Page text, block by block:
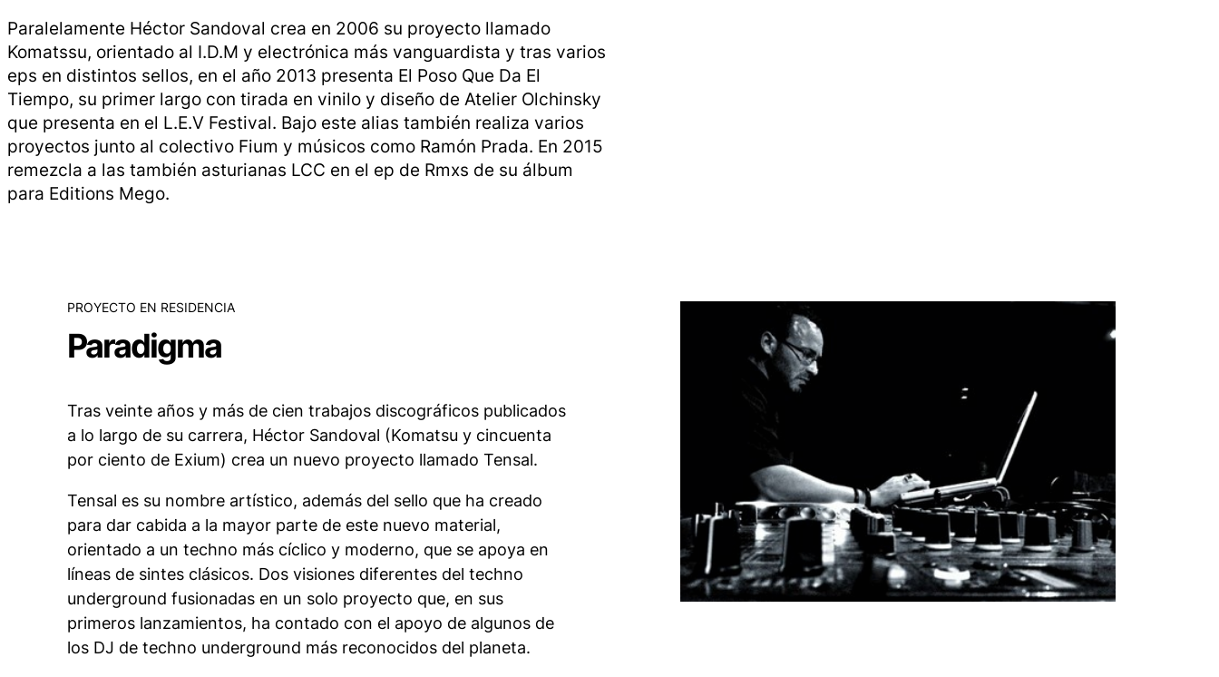
Paralelamente Héctor Sandoval crea en 2006 su proyecto llamado
Komatssu, orientado al I.D.M y electrónica más vanguardista y tras varios
eps en distintos sellos, en el año 2013 presenta El Poso Que Da El
Tiempo, su primer largo con tirada en vinilo y diseño de Atelier Olchinsky
que presenta en el L.E.V Festival. Bajo este alias también realiza varios
proyectos junto al colectivo Fium y músicos como Ramón Prada. En 2015
remezcla a las también asturianas LCC en el ep de Rmxs de su álbum
para Editions Mego.
PROYECTO EN RESIDENCIA
Paradigma
Tras veinte años y más de cien trabajos discográficos publicados
a lo largo de su carrera, Héctor Sandoval (Komatsu y cincuenta
por ciento de Exium) crea un nuevo proyecto llamado Tensal.
Tensal es su nombre artístico, además del sello que ha creado
para dar cabida a la mayor parte de este nuevo material,
orientado a untechno más cíclico y moderno, que se apoya en
líneas de sintes clásicos. Dos visiones diferentes del techno
underground fusionadas en un solo proyecto que, en sus
primeros lanzamientos, ha contado con el apoyo de algunos de
los DJ de techno underground más reconocidos del planeta.